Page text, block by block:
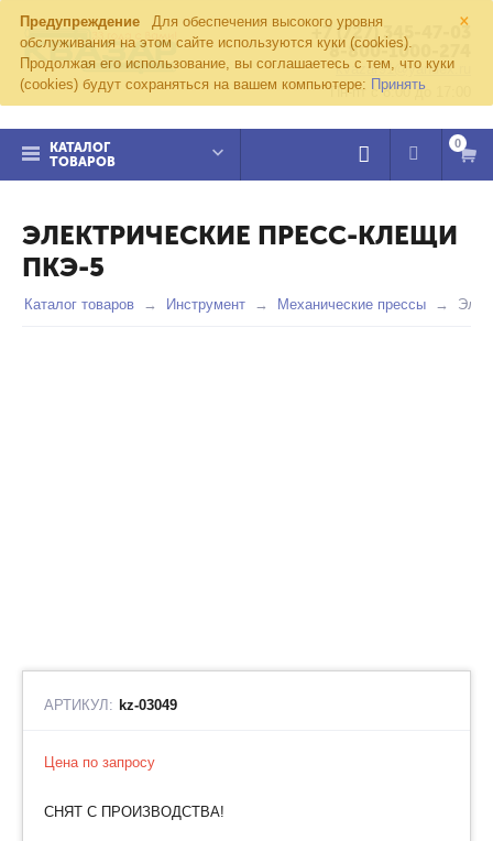
×
Предупреждение
Для обеспечения высокого уровня
обслуживания на этом сайте используются куки (cookies).
Продолжая его использование, вы соглашаетесь с тем, что куки
(cookies) будут сохраняться на вашем компьютере: Принять
+7 (727) 345-47-03
8-800-1000-274
kvazar91@yandex.ru
Пн-пт с 8:00 до 17:00
КАТАЛОГ
ТОВАРОВ
0
ЭЛЕКТРИЧЕСКИЕ ПРЕСС-КЛЕЩИ
ПКЭ-5
Каталог товаров Инструмент Механические прессы
АРТИКУЛ: kz-03049
Цена по запросу
СНЯТ С ПРОИЗВОДСТВА!